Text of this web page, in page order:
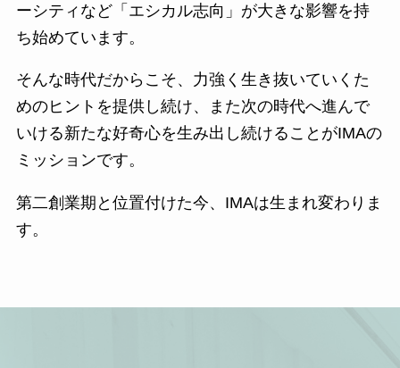
ーシティなど「エシカル志向」が大きな影響を持
ち始めています。
そんな時代だからこそ、力強く生き抜いていくた
めのヒントを提供し続け、また次の時代へ進んで
いける新たな好奇心を生み出し続けることがIMAの
ミッションです。
第二創業期と位置付けた今、IMAは生まれ変わりま
す。